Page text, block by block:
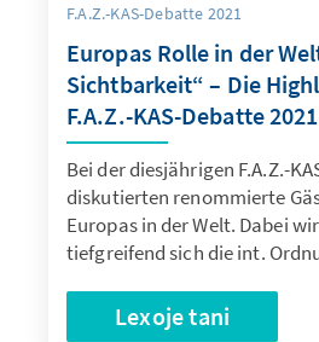
F.A.Z.-KAS-Debatte 2021
Europas Rolle in der
Sichtbarkeit“ – Die
F.A.Z.-KAS-Debatte 2021
Bei der diesjährigen F.A.Z.-
diskutierten renommierte
Europas in der Welt. Dabei
tiefgreifend sich die int.
Lexoje tani